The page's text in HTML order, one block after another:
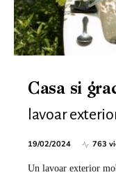
Casa si
lavoar
19/02/2024 763
Un lavoar exterior